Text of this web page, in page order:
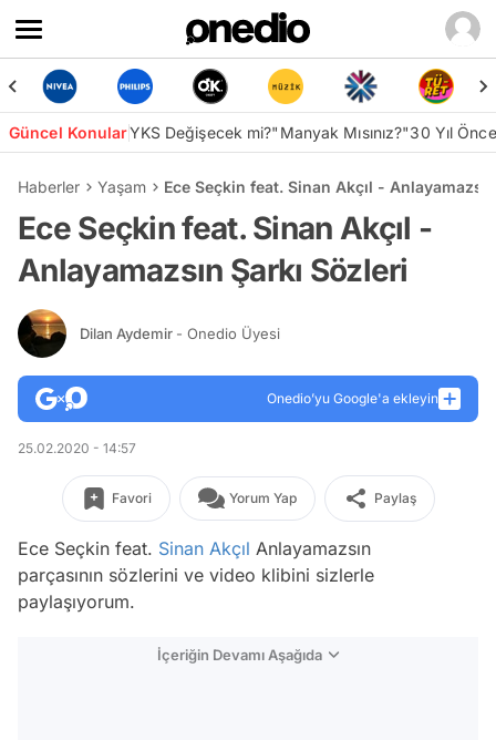
Güncel KonularYKS Değişecek mi?"Manyak Mısınız?"30 Yıl
Haberler Yaşam Ece Seçkin feat. Sinan Akçıl -
Ece Seçkin feat. Sinan Akçıl -
Anlayamazsın Şarkı Sözleri
Dilan Aydemir - Onedio Üyesi
Onedio’yu Google'a ekleyin
25.02.2020 - 14:57
Favori Yorum Yap Paylaş
Ece Seçkin feat. Sinan Akçıl Anlayamazsın
parçasının sözlerini ve video klibini sizlerle
paylaşıyorum.
İçeriğin Devamı Aşağıda